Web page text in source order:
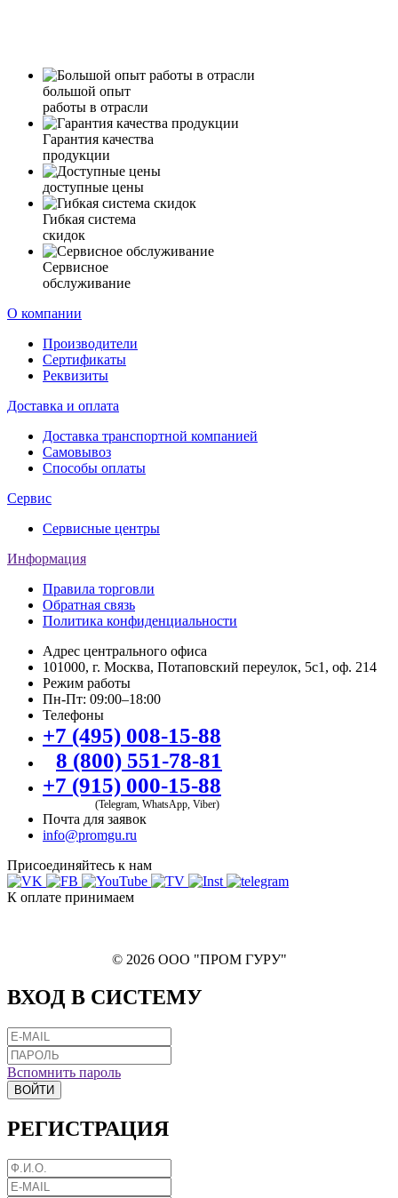
большой опыт
работы в отрасли
Гарантия качества
продукции
доступные цены
Гибкая система
скидок
Сервисное
обслуживание
О компании
Производители
Сертификаты
Реквизиты
Доставка и оплата
Доставка транспортной компанией
Самовывоз
Способы оплаты
Сервис
Сервисные центры
Информация
Правила торговли
Обратная связь
Политика конфиденциальности
Адрес центрального офиса
101000, г. Москва, Потаповский переулок, 5с1, оф. 214
Режим работы
Пн-Пт: 09:00–18:00
Телефоны
+7 (495) 008-15-88
8 (800) 551-78-81
+7 (915) 000-15-88
(Telegram, WhatsApp, Viber)
Почта для заявок
info@promgu.ru
Присоединяйтесь к нам
К оплате принимаем
© 2026 ООО "ПРОМ ГУРУ"
ВХОД В СИСТЕМУ
Вспомнить пароль
ВОЙТИ
РЕГИСТРАЦИЯ